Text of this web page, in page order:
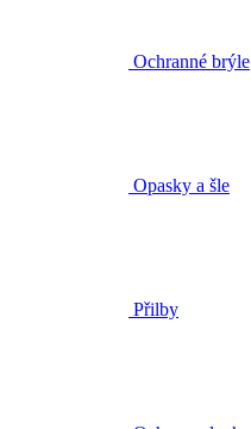
Ochranné brýle
Opasky a šle
Přilby